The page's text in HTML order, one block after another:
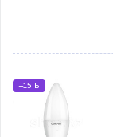
+15 Б